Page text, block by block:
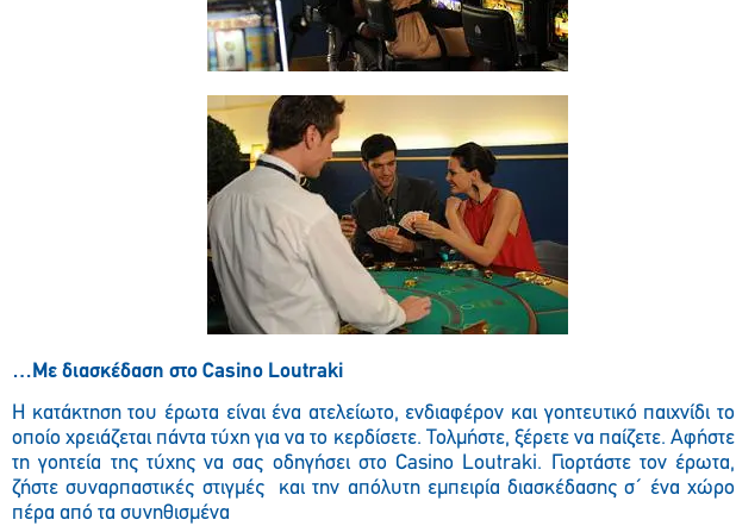
…Με διασκέδαση στο Casino Loutraki
Η κατάκτηση του έρωτα είναι ένα ατελείωτο, ενδιαφέρον και γοητευτικό παιχνίδι το
οποίο χρειάζεται πάντα τύχη για να το κερδίσετε. Τολμήστε, ξέρετε να παίζετε. Αφήστε
τη γοητεία της τύχης να σας οδηγήσει στο Casino Loutraki. Γιορτάστε τον έρωτα,
ζήστε συναρπαστικές στιγμές και την απόλυτη εμπειρία διασκέδασης σ΄ ένα χώρο
πέρα από τα συνηθισμένα